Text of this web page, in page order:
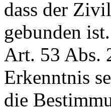
dass der
gebunden ist.
Art. 53 Abs.
Erkenntnis
die